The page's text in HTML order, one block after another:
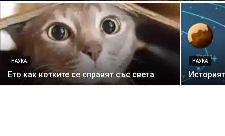
НАУКА
Ето как котките се справят със света
НАУКА